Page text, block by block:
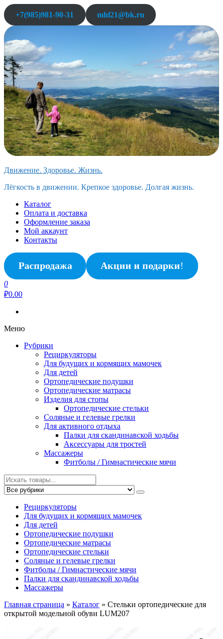
Перейти
к
содержимому
+7(985)981-90-31 mhl21@bk.ru
Движение. Здоровье. Жизнь.
Лёгкость в движении. Крепкое здоровье. Долгая жизнь.
Каталог
Оплата и доставка
Оформление заказа
Мой аккаунт
Контакты
Распродажа Акции и подарки!
0
₽0.00
Меню
Рубрики
Рециркуляторы
Для будущих и кормящих мамочек
Для детей
Ортопедические подушки
Ортопедические матрасы
Изделия для стопы
Ортопедические стельки
Соляные и гелевые грелки
Для активного отдыха
Палки для скандинавской ходьбы
Аксессуары для тростей
Массажеры
Фитболы / Гимнастические мячи
Рециркуляторы
Для будущих и кормящих мамочек
Для детей
Ортопедические подушки
Ортопедические матрасы
Ортопедические стельки
Соляные и гелевые грелки
Фитболы / Гимнастические мячи
Палки для скандинавской ходьбы
Массажеры
Главная страница » Каталог » Стельки ортопедические для
открытой модельной обуви LUM207